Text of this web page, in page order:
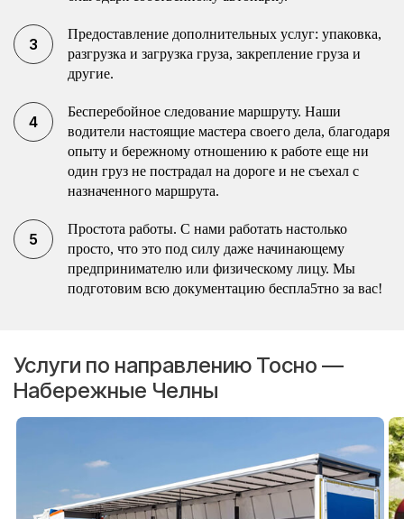
Предоставление дополнительных услуг: упаковка,
разгрузка и загрузка груза, закрепление груза и
другие.
Бесперебойное следование маршруту. Наши
водители настоящие мастера своего дела, благодаря
опыту и бережному отношению к работе еще ни
один груз не пострадал на дороге и не съехал с
назначенного маршрута.
Простота работы. С нами работать настолько
просто, что это под силу даже начинающему
предпринимателю или физическому лицу. Мы
подготовим всю документацию беспла5тно за вас!
Услуги по направлению Тосно —
Набережные Челны